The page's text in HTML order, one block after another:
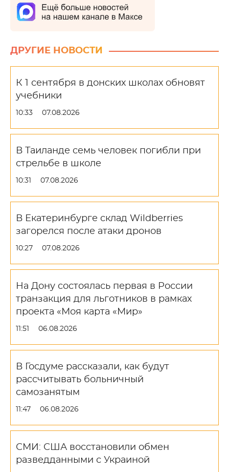
ДРУГИЕ НОВОСТИ
К 1 сентября в донских школах обновят
учебники
10:33 07.08.2026
В Таиланде семь человек погибли при
стрельбе в школе
10:31 07.08.2026
В Екатеринбурге склад Wildberries
загорелся после атаки дронов
10:27 07.08.2026
На Дону состоялась первая в России
транзакция для льготников в рамках
проекта «Моя карта «Мир»
11:51 06.08.2026
В Госдуме рассказали, как будут
рассчитывать больничный
самозанятым
11:47 06.08.2026
СМИ: США восстановили обмен
разведданными с Украиной